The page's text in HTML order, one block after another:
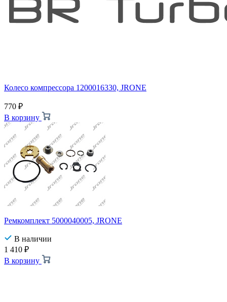
Колесо компрессора 1200016330, JRONE
770 ₽
В корзину
Ремкомплект 5000040005, JRONE
В наличии
1 410 ₽
В корзину